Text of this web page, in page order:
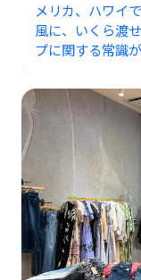
メリカ、ハワイ
風に、いくら渡
プに関する常識